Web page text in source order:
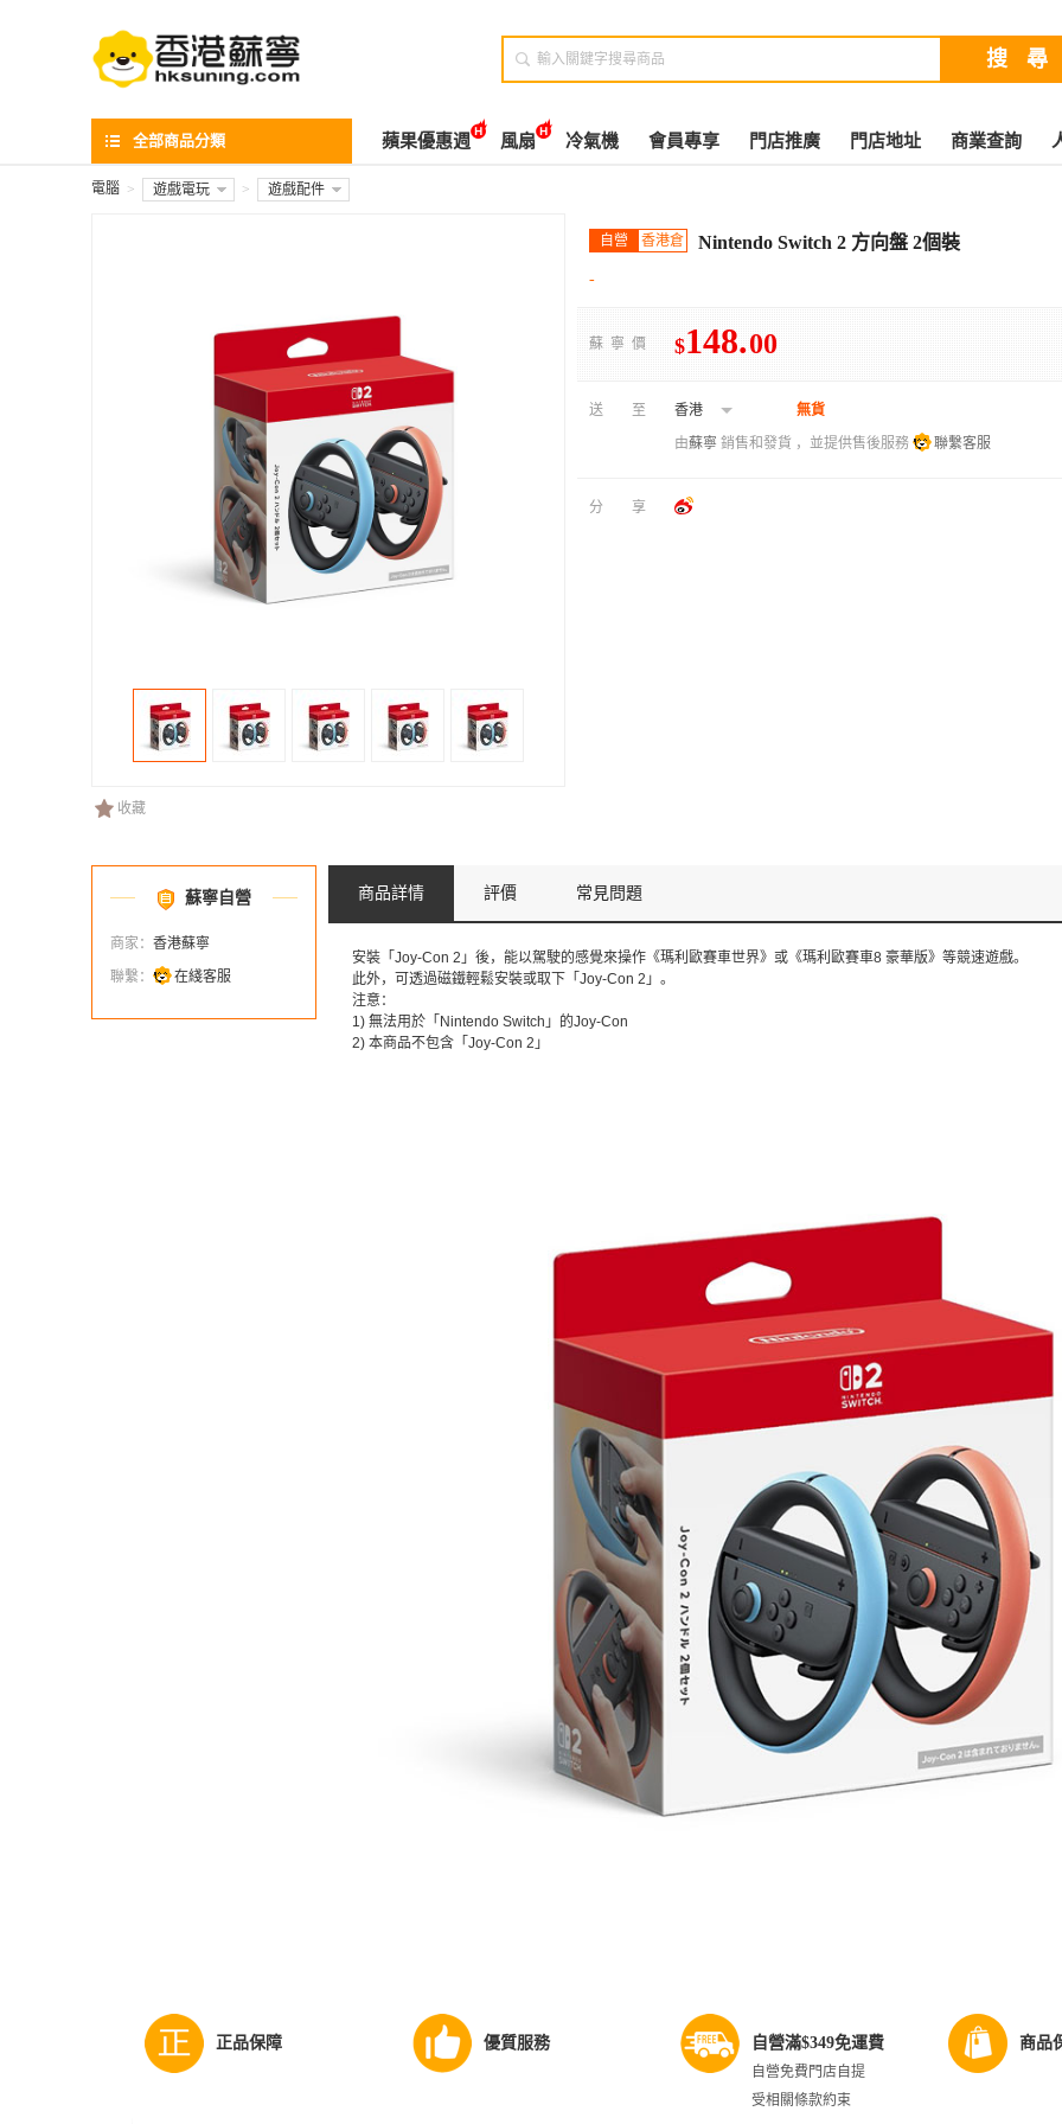

全部商品分類 蘋果優惠週 風扇 冷氣機 會員專享 門店推廣 門店地址 商業查詢
電腦 > 遊戲電玩 > 遊戲配件
收藏
自營 香港倉 Nintendo Switch 2 方向盤 2個裝
-
蘇寧價 $148.00
送至 香港
無貨
由蘇寧 銷售和發貨 ，並提供售後服務 聯繫客服
分享
蘇寧自營
商家： 香港蘇寧
聯繫：
在綫客服
商品詳情 評價 常見問題
安裝「Joy-Con 2」後，能以駕駛的感覺來操作《瑪利歐賽車世界》或《瑪利歐賽車8 豪華版》等競速遊戲。
此外，可透過磁鐵輕鬆安裝或取下「Joy-Con 2」。
注意：
1) 無法用於「Nintendo Switch」的Joy-Con
2) 本商品不包含「Joy-Con 2」
正品保障 優質服務 自營滿$349免運費
自營免費門店自提
受相關條款約束
商品